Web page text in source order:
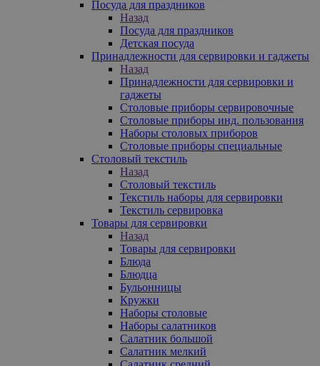
Посуда для праздников
Назад
Посуда для праздников
Детская посуда
Принадлежности для сервировки и гаджеты
Назад
Принадлежности для сервировки и
гаджеты
Столовые приборы сервировочные
Столовые приборы инд. пользования
Наборы столовых приборов
Столовые приборы специальные
Столовый текстиль
Назад
Столовый текстиль
Текстиль наборы для сервировки
Текстиль сервировка
Товары для сервировки
Назад
Товары для сервировки
Блюда
Блюдца
Бульонницы
Кружки
Наборы столовые
Наборы салатников
Салатник большой
Салатник мелкий